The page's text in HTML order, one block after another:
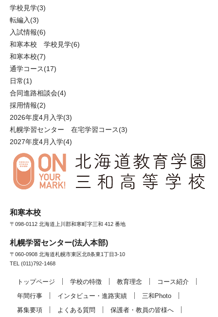
学校見学(3)
転編入(3)
入試情報(6)
和寒本校 学校見学(6)
和寒本校(7)
通学コース(17)
日常(1)
合同進路相談会(4)
採用情報(2)
2026年度4月入学(3)
札幌学習センター 在宅学習コース(3)
2027年度4月入学(4)
和寒本校
〒098-0112 北海道上川郡和寒町字三和 412 番地
札幌学習センター(法人本部)
〒060-0908 北海道札幌市東区北8条東1丁目3-10
TEL (011)792-1468
トップページ 学校の特徴 教育理念
コース紹介
年間行事
インタビュー・進路実績
三和Photo
募集要項
よくある質問 保護者・教員の皆様へ